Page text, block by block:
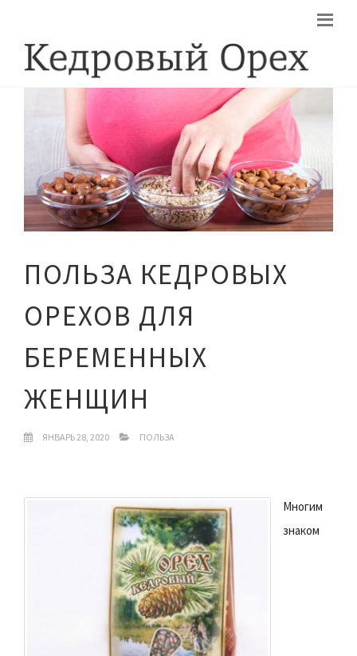
ПОЛЬЗА КЕДРОВЫХ
ОРЕХОВ ДЛЯ
БЕРЕМЕННЫХ
ЖЕНЩИН
ЯНВАРЬ 28, 2020 ПОЛЬЗА
Многим
знаком